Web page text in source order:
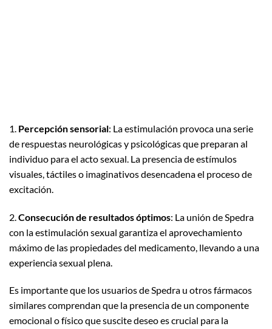
1. Percepción sensorial: La estimulación provoca una serie
de respuestas neurológicas y psicológicas que preparan al
individuo para el acto sexual. La presencia de estímulos
visuales, táctiles o imaginativos desencadena el proceso de
excitación.
2. Consecución de resultados óptimos: La unión de Spedra
con la estimulación sexual garantiza el aprovechamiento
máximo de las propiedades del medicamento, llevando a una
experiencia sexual plena.
Es importante que los usuarios de Spedra u otros fármacos
similares comprendan que la presencia de un componente
emocional o físico que suscite deseo es crucial para la